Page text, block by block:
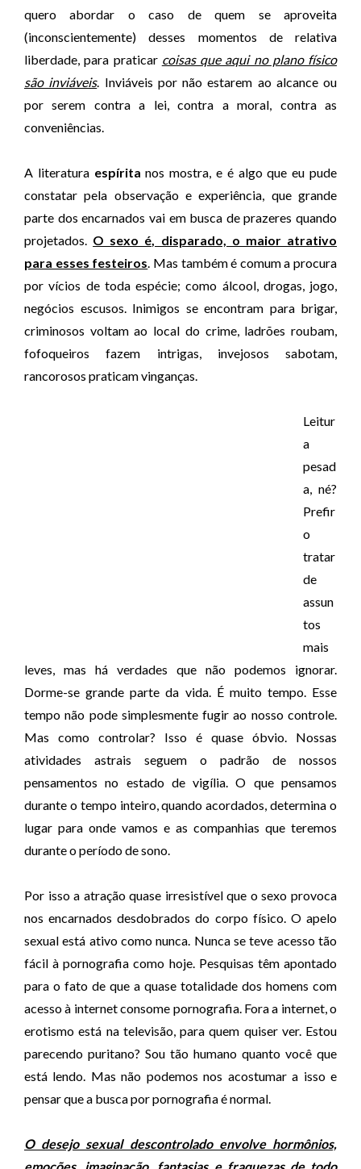
quero abordar o caso de quem se aproveita
(inconscientemente) desses momentos de relativa
liberdade, para praticar coisas que aqui no plano físico
são inviáveis. Inviáveis por não estarem ao alcance ou
por serem contra a lei, contra a moral, contra as
conveniências.
A literatura espírita nos mostra, e é algo que eu pude
constatar pela observação e experiência, que grande
parte dos encarnados vai em busca de prazeres quando
projetados. O sexo é, disparado, o maior atrativo
para esses festeiros . Mas também é comum a procura
por vícios de toda espécie; como álcool, drogas, jogo,
negócios escusos. Inimigos se encontram para brigar,
criminosos voltam ao local do crime, ladrões roubam,
fofoqueiros fazem intrigas, invejosos sabotam,
rancorosos praticam vinganças.
Leitur
a
pesad
a, né?
Prefir
o
tratar
de
assun
tos
mais
leves, mas há verdades que não podemos ignorar.
Dorme-se grande parte da vida. É muito tempo. Esse
tempo não pode simplesmente fugir ao nosso controle.
Mas como controlar? Isso é quase óbvio. Nossas
atividades astrais seguem o padrão de nossos
pensamentos no estado de vigília. O que pensamos
durante o tempo inteiro, quando acordados, determina o
lugar para onde vamos e as companhias que teremos
durante o período de sono.
Por isso a atração quase irresistível que o sexo provoca
nos encarnados desdobrados do corpo físico. O apelo
sexual está ativo como nunca. Nunca se teve acesso tão
fácil à pornografia como hoje. Pesquisas têm apontado
para o fato de que a quase totalidade dos homens com
acesso à internet consome pornografia. Fora a internet, o
erotismo está na televisão, para quem quiser ver. Estou
parecendo puritano? Sou tão humano quanto você que
está lendo. Mas não podemos nos acostumar a isso e
pensar que a busca por pornografia é normal.
O desejo sexual descontrolado envolve hormônios,
emoções, imaginação, fantasias e fraquezas de todo